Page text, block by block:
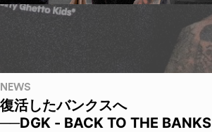
NEWS
復活したバンクスへ
──DGK - BACK TO THE BANKS